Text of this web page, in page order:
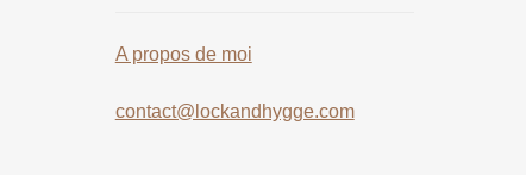
A propos de moi
contact@lockandhygge.com